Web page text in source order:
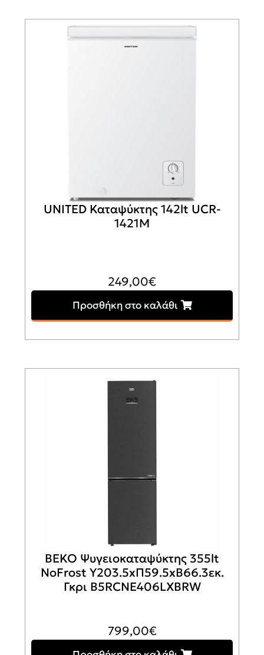
UNITED Καταψύκτης 142lt UCR-
1421M
249,00€
Προσθήκη στο καλάθι
BEKO Ψυγειοκαταψύκτης 355lt
NoFrost Υ203.5xΠ59.5xΒ66.3εκ.
Γκρι B5RCNE406LXBRW
799,00€